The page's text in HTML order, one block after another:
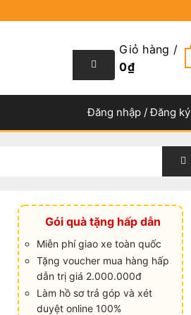
Giỏ hàng /
0₫
Đăng nhập / Đăng ký
Gói quà tặng hấp dẫn
Miễn phí giao xe toàn quốc
Tặng voucher mua hàng hấp
dẫn trị giá 2.000.000đ
Làm hồ sơ trả góp và xét
duyệt online 100%